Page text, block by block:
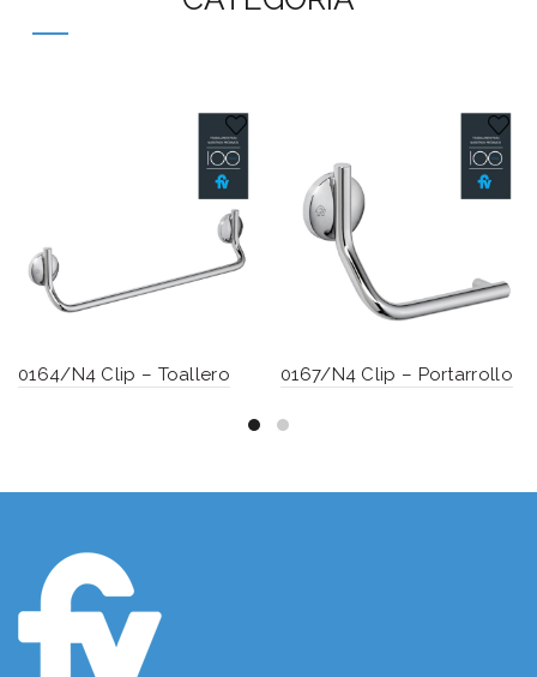
0164/N4 Clip – Toallero 0167/N4 Clip – Portarrollo